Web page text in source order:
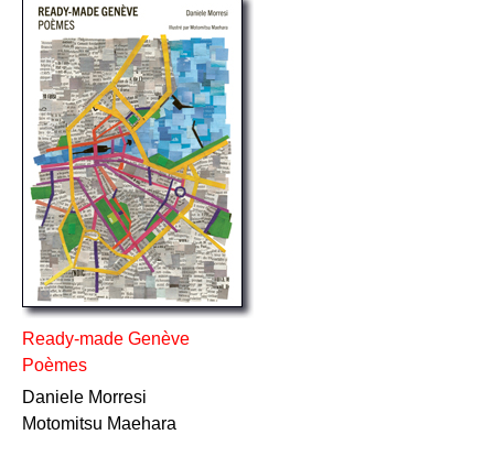
Ready-made Genève
Poèmes
Daniele Morresi
Motomitsu Maehara